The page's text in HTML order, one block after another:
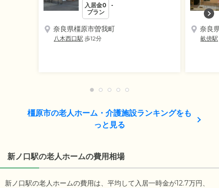
入居金0
プラン
-
奈良県橿原市曽我町
八木西口駅 歩12分
奈良
畝傍駅
橿原市の老人ホーム・介護施設ランキングをも
っと見る
新ノ口駅の老人ホームの費用相場
新ノ口駅の老人ホームの費用は、平均して入居一時金が12.7万円、